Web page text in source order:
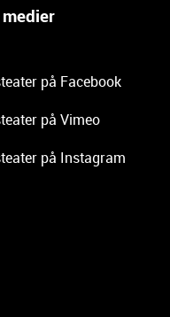
på Facebook
på Vimeo
på Instagram